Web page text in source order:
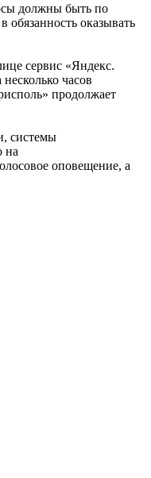
должны быть по
обязанность оказывать
сервис «Яндекс.
часов
продолжает
системы
на
оповещение, а